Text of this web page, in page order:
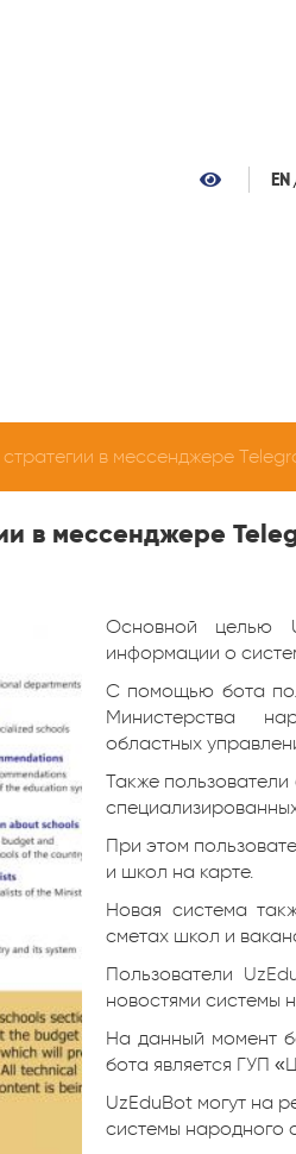
EN
в мессенджере
в мессенджере
Основной целью
информации о
С помощью бота
Министерства
областных
Также
При этом
и школ на карте.
Новая система
сметах школ и
Пользователи
новостями системы
На данный момент
бота является ГУП
UzEduBot могут на
системы народного